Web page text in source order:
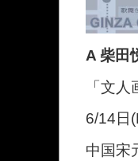
A 柴田
「文
6/14日
中国宋